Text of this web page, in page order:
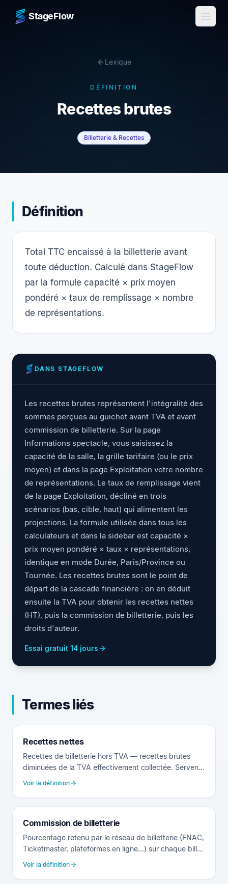
StageFlow
Lexique
DÉFINITION
Recettes brutes
Billetterie & Recettes
Définition
Total TTC encaissé à la billetterie avant
toute déduction. Calculé dans StageFlow
par la formule capacité × prix moyen
pondéré × taux de remplissage × nombre
de représentations.
DANS STAGEFLOW
Les recettes brutes représentent l'intégralité des
sommes perçues au guichet avant TVA et avant
commission de billetterie. Sur la page
Informations spectacle, vous saisissez la
capacité de la salle, la grille tarifaire (ou le prix
moyen) et dans la page Exploitation votre nombre
de représentations. Le taux de remplissage vient
de la page Exploitation, décliné en trois
scénarios (bas, cible, haut) qui alimentent les
projections. La formule utilisée dans tous les
calculateurs et dans la sidebar est capacité ×
prix moyen pondéré × taux × représentations,
identique en mode Durée, Paris/Province ou
Tournée. Les recettes brutes sont le point de
départ de la cascade financière : on en déduit
ensuite la TVA pour obtenir les recettes nettes
(HT), puis la commission de billetterie, puis les
droits d'auteur.
Essai gratuit 14 jours
Termes liés
Recettes nettes
Recettes de billetterie hors TVA — recettes brutes
diminuées de la TVA effectivement collectée. Servent
d'assiette de perception aux droits d'auteur SACD et
quater du CGI) puis 5,5 % au-delà (article 278-0 bis F
du CGI).
Voir la définition
Commission de billetterie
Pourcentage retenu par le réseau de billetterie (FNAC,
Ticketmaster, plateformes en ligne…) sur chaque billet
vendu. Saisie dans les Réglages du projet, 8 % par
Voir la définition